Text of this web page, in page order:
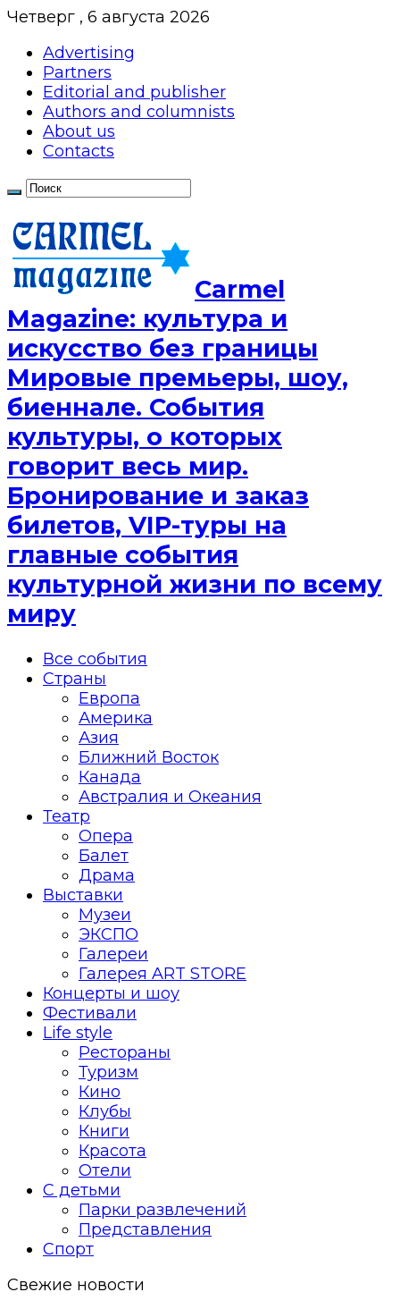
Четверг , 6 августа 2026
Advertising
Partners
Editorial and publisher
Authors and columnists
About us
Contacts
Сarmel
Magazine: культура и
искусство без границы
Мировые премьеры, шоу,
биеннале. События
культуры, о которых
говорит весь мир.
Бронирование и заказ
билетов, VIP-туры на
главные события
культурной жизни по всему
миру
Все события
Страны
Европа
Америка
Азия
Ближний Восток
Канада
Австралия и Океания
Театр
Опера
Балет
Драма
Выставки
Музеи
ЭКСПО
Галереи
Галерея ART STORE
Концерты и шоу
Фестивали
Life style
Рестораны
Туризм
Кино
Клубы
Книги
Красота
Отели
С детьми
Парки развлечений
Представления
Спорт
Свежие новости